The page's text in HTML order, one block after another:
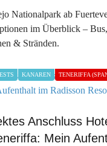
Nationalpark ab
im Überblick –
& Stränden.
KANAREN TENERIFFA
Anschluss
Mein